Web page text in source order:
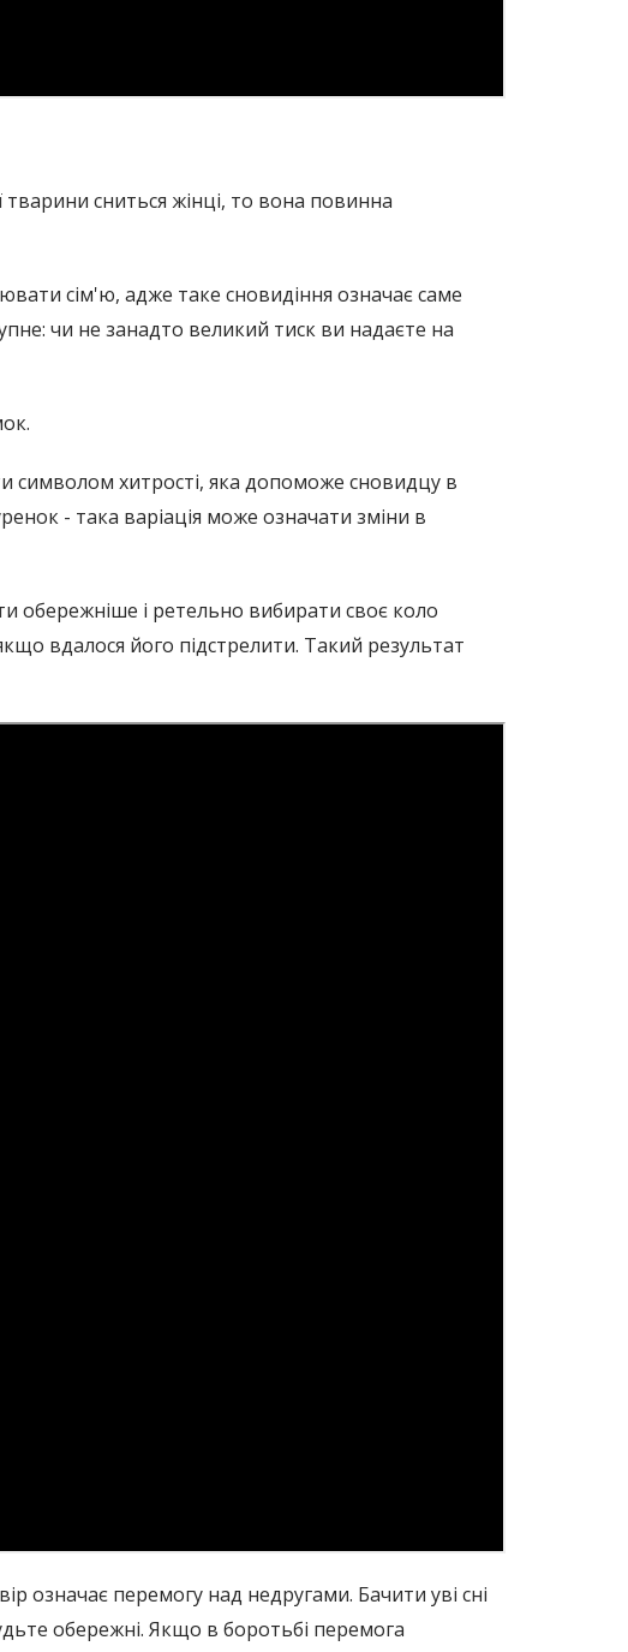
тварини сниться жінці, то вона повинна
сім'ю, адже таке сновидіння означає саме
чи не занадто великий тиск ви надаєте на
хитрості, яка допоможе сновидцу в
- така варіація може означати зміни в
обережніше і ретельно вибирати своє коло
вдалося його підстрелити. Такий результат
означає перемогу над недругами. Бачити уві сні
обережні. Якщо в боротьбі перемога